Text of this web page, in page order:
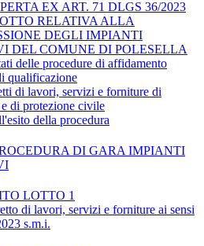
EX ART. 71 DLGS 36/2023
RELATIVA ALLA
DEGLI IMPIANTI
DEL COMUNE DI POLESELLA
delle procedure di affidamento
qualificazione
di lavori, servizi e forniture di
di protezione civile
della procedura
DI GARA IMPIANTI
LOTTO 1
di lavori, servizi e forniture ai sensi
s.m.i.